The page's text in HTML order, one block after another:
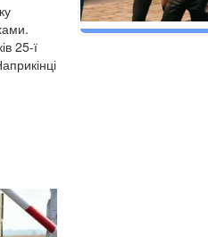
25-ї